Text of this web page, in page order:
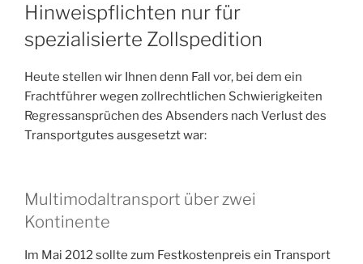
Hinweispflichten nur für
spezialisierte Zollspedition
Heute stellen wir Ihnen denn Fall vor, bei dem ein
Frachtführer wegen zollrechtlichen Schwierigkeiten
Regressansprüchen des Absenders nach Verlust des
Transportgutes ausgesetzt war:
Multimodaltransport über zwei
Kontinente
Im Mai 2012 sollte zum Festkostenpreis ein Transport